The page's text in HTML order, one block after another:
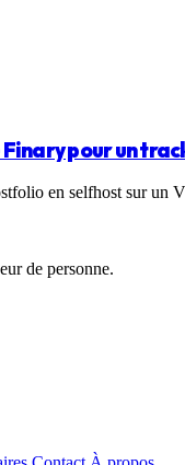
pour un
en selfhost sur un
de personne.